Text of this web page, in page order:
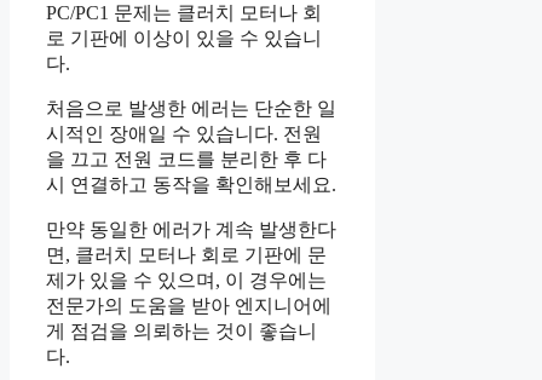
PC/PC1 문제는 클러치 모터나 회
로 기판에 이상이 있을 수 있습니
다.
처음으로 발생한 에러는 단순한 일
시적인 장애일 수 있습니다. 전원
을 끄고 전원 코드를 분리한 후 다
시 연결하고 동작을 확인해보세요.
만약 동일한 에러가 계속 발생한다
면, 클러치 모터나 회로 기판에 문
제가 있을 수 있으며, 이 경우에는
전문가의 도움을 받아 엔지니어에
게 점검을 의뢰하는 것이 좋습니
다.